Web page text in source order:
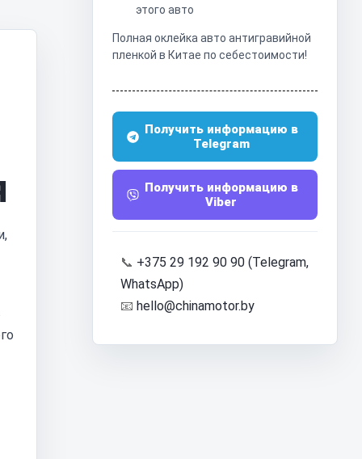
этого авто
Полная оклейка авто антигравийной
пленкой в Китае по себестоимости!
Получить информацию в
Telegram
Получить информацию в
Viber
📞 +375 29 192 90 90 (Telegram,
WhatsApp)
📧 hello@chinamotor.by